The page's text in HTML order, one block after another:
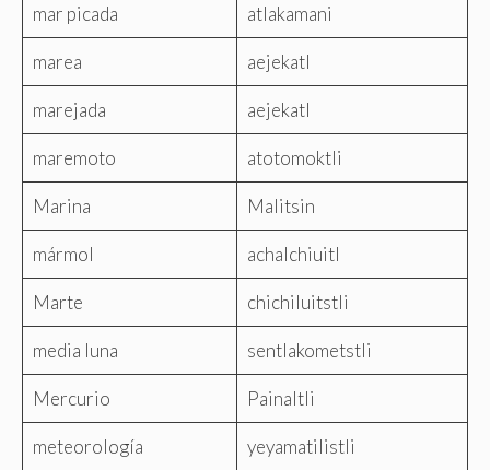
mar picada atlakamani
marea aejekatl
marejada aejekatl
maremoto atotomoktli
Marina Malitsin
mármol achalchiuitl
Marte chichiluitstli
media luna sentlakometstli
Mercurio Painaltli
meteorología yeyamatilistli